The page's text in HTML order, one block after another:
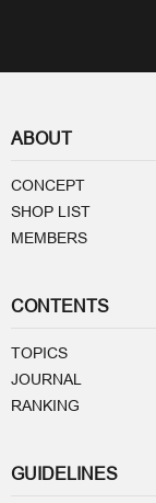
ABOUT
CONCEPT
SHOP LIST
MEMBERS
CONTENTS
TOPICS
JOURNAL
RANKING
GUIDELINES